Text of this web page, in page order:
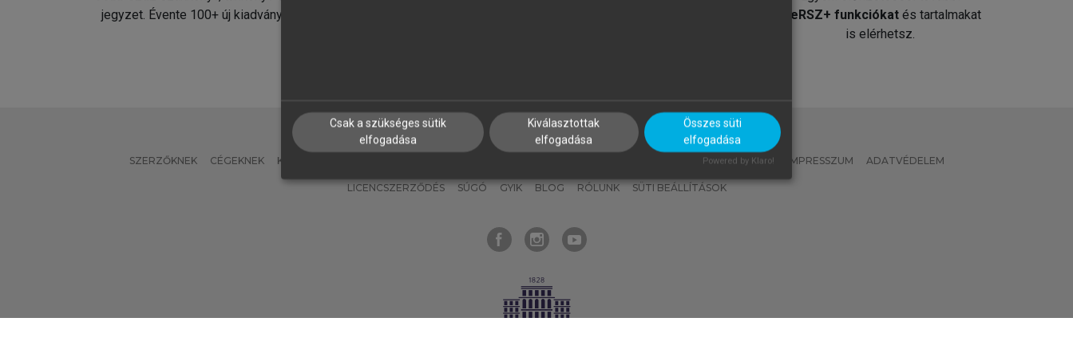
jegyzet. Évente 100+ új kiadvány.
MeRSZ+ funkciókat és tartalmakat
is elérhetsz.
SZERZŐKNEK CÉGEKNEK KÖNYVTÁROSOKNAK MI – ÁLTALÁNOS IRÁNYELVEK IMPRESSZUM ADATVÉDELEM
LICENCSZERZŐDÉS SÚGÓ GYIK BLOG RÓLUNK SÜTI BEÁLLÍTÁSOK
Csak a szükséges sütik
elfogadása
Kiválasztottak
elfogadása
Összes süti
elfogadása
Powered by Klaro!